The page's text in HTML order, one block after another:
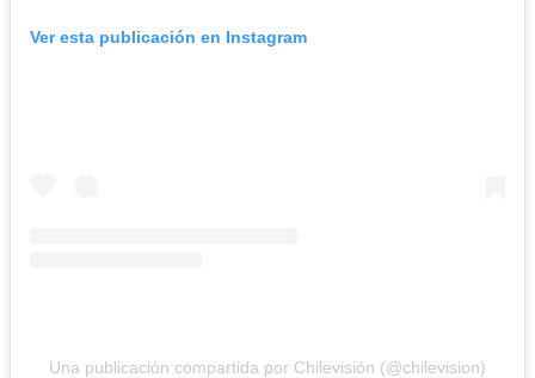
Ver esta publicación en Instagram
Una publicación compartida por Chilevisión (@chilevision)